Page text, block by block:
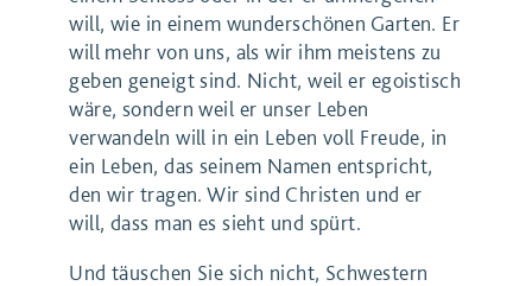
will, wie in einem wunderschönen Garten. Er
will mehr von uns, als wir ihm meistens zu
geben geneigt sind. Nicht, weil er egoistisch
wäre, sondern weil er unser Leben
verwandeln will in ein Leben voll Freude, in
ein Leben, das seinem Namen entspricht,
den wir tragen. Wir sind Christen und er
will, dass man es sieht und spürt.
Und täuschen Sie sich nicht, Schwestern